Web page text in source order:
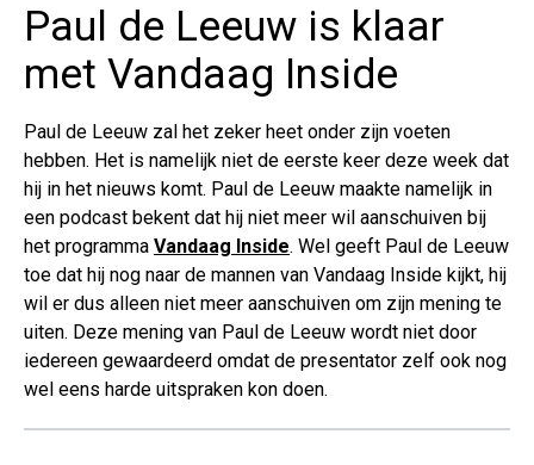
Paul de Leeuw is klaar
met Vandaag Inside
Paul de Leeuw zal het zeker heet onder zijn voeten
hebben. Het is namelijk niet de eerste keer deze week dat
hij in het nieuws komt. Paul de Leeuw maakte namelijk in
een podcast bekent dat hij niet meer wil aanschuiven bij
het programma Vandaag Inside. Wel geeft Paul de Leeuw
toe dat hij nog naar de mannen van Vandaag Inside kijkt, hij
wil er dus alleen niet meer aanschuiven om zijn mening te
uiten. Deze mening van Paul de Leeuw wordt niet door
iedereen gewaardeerd omdat de presentator zelf ook nog
wel eens harde uitspraken kon doen.